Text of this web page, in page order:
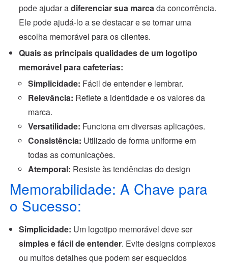
pode ajudar adiferenciar sua marcada concorrência.
Ele pode ajudá-lo a se destacar e se tornar uma
escolha memorável para os clientes.
Quais as principais qualidades de um logotipo
memorável para cafeterias:
Simplicidade: Fácil de entender e lembrar.
Relevância: Reflete a identidade e os valores da
marca.
Versatilidade: Funciona em diversas aplicações.
Consistência: Utilizado de forma uniforme em
todas as comunicações.
Atemporal: Resiste às tendências do design
Memorabilidade: A Chave para
o Sucesso:
Simplicidade: Um logotipo memorável deve ser
simples e fácil de entender. Evite designs complexos
ou muitos detalhes que podem ser esquecidos